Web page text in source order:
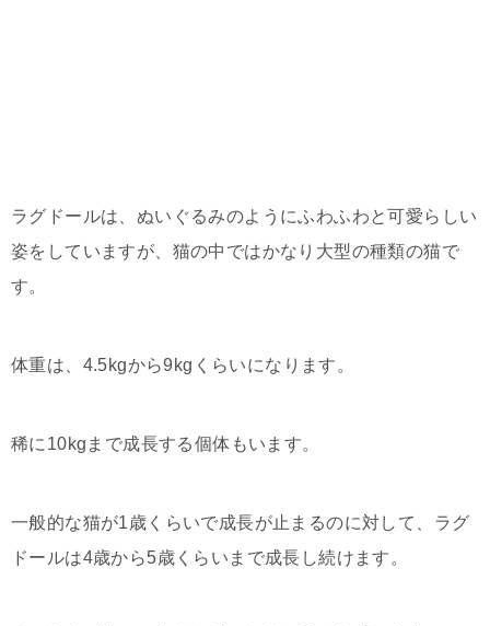
ラグドールは、ぬいぐるみのようにふわふわと可愛らしい
姿をしていますが、猫の中ではかなり大型の種類の猫で
す。
体重は、4.5kgから9kgくらいになります。
稀に10kgまで成長する個体もいます。
一般的な猫が1歳くらいで成長が止まるのに対して、ラグ
ドールは4歳から5歳くらいまで成長し続けます。